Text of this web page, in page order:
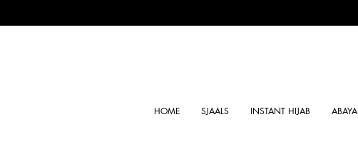
HOME SJAALS INSTANT HIJAB ABAYA